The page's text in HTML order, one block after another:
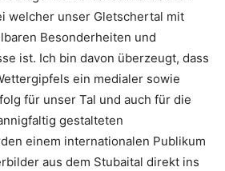
welcher unser Gletschertal mit
Besonderheiten und
ist. Ich bin davon überzeugt, dass
ein medialer sowie
für unser Tal und auch für die
gestalteten
einem internationalen Publikum
aus dem Stubaital direkt ins